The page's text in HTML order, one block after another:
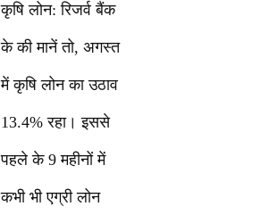
कृषि लोन: रिजर्व बैंक
के की मानें तो, अगस्त
में कृषि लोन का उठाव
13.4% रहा। इससे
पहले के 9 महीनों में
कभी भी एग्री लोन